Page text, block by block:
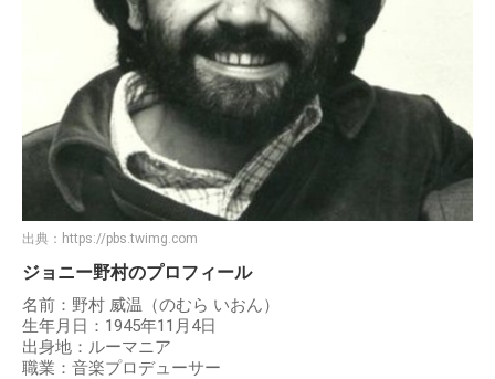
出典： https://pbs.twimg.com
ジョニー野村のプロフィール
名前：野村 威温（のむら いおん）
生年月日：1945年11月4日
出身地：ルーマニア
職業：音楽プロデューサー